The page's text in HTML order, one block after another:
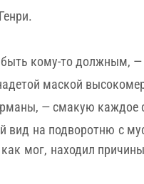
кому-то должным, —
маской
— смакую каждое
вид на подворотню с
мог, находил